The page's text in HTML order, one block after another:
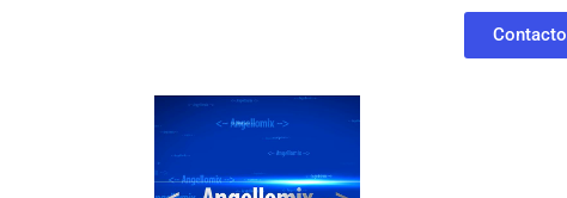
Contacto